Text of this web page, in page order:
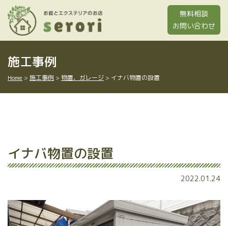
Skip
content
無料相談
お問い合わせ
施工事例
Home > 施工事例 > 物置、ガレージ > イナバ物置の設置
イナバ物置の設置
2022.01.24